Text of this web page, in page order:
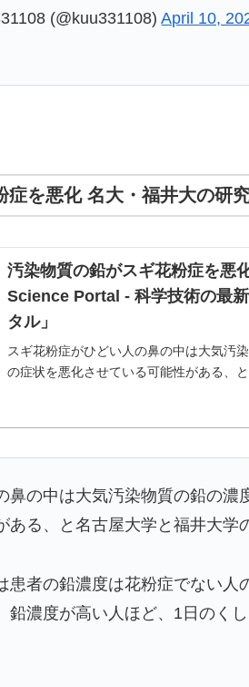
(@kuu331108)April 10,
症を悪化 名大・福井大の研
汚染物質の鉛がスギ花粉症を悪
Science Portal - 科学技術の最
タル」
スギ花粉症がひどい人の鼻の中は大気汚
の症状を悪化させている可能性がある、
鼻の中は大気汚染物質の鉛の濃
ある、と名古屋大学と福井大学
患者の鉛濃度は花粉症でない人
鉛濃度が高い人ほど、1日のく